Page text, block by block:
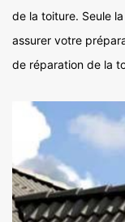
de la toiture. Seule
assurer votre
de réparation de la